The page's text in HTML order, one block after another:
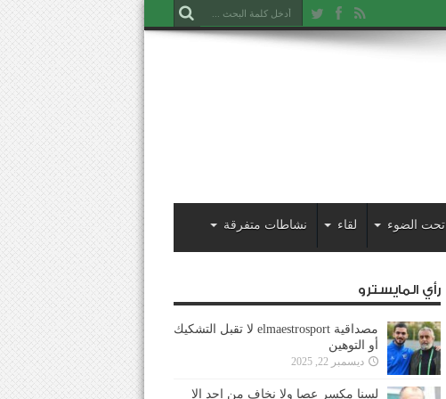
تحت الضوء لقاء نشاطات متفرقة
رأي المايسترو
مصداقية elmaestrosport لا تقبل التشكيك
أو التوهين
ديسمبر 22, 2025
لسنا مكسر عصا ولا نخاف من احد إلا